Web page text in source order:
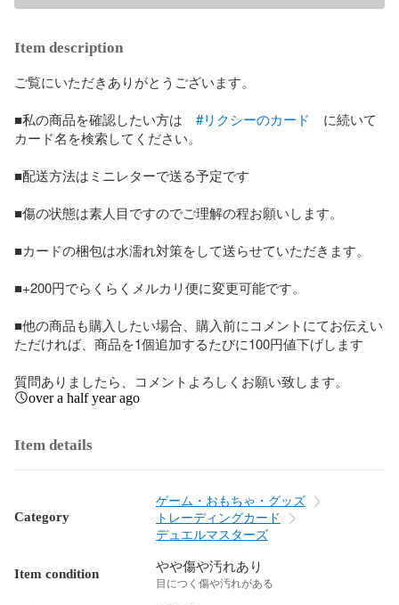
Item description
ご覧にいただきありがとうございます。
■私の商品を確認したい方は #リクシーのカード に続いて
カード名を検索してください。
■配送方法はミニレターで送る予定です
■傷の状態は素人目ですのでご理解の程お願いします。
■カードの梱包は水濡れ対策をして送らせていただきます。
■+200円でらくらくメルカリ便に変更可能です。
■他の商品も購入したい場合、購入前にコメントにてお伝えい
ただければ、商品を1個追加するたびに100円値下げします
質問ありましたら、コメントよろしくお願い致します。
over a half year ago
Item details
Category
ゲーム・おもちゃ・グッズ
トレーディングカード
デュエルマスターズ
Item condition やや傷や汚れあり
目につく傷や汚れがある